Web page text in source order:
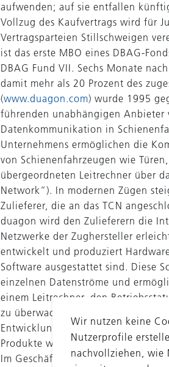
aufwenden; auf sie entfallen
Vollzug des Kaufvertrags wird für
Vertragsparteien Stillschweigen
ist das erste MBO eines DBAG-
DBAG Fund VII. Sechs Monate
damit mehr als 20 Prozent des
(www.duagon.com) wurde 1995
führenden unabhängigen
Datenkommunikation in
Unternehmens ermöglichen die
von Schienenfahrzeugen wie
übergeordneten Leitrechner über
Network“). In modernen Zügen
Zulieferer, die an das TCN
duagon wird den Zulieferern die
Netzwerke der Zughersteller
entwickelt und produziert
Software ausgestattet sind. Diese
einzelnen Datenströme und
einem Leitrechner, den
zu überwachen. Zulieferern
Entwicklung der jeweiligen
Produkte werden praktisch von
Im Geschäftsjahr 2017 erwartet
Wir nutzen keine
Nutzerprofile
nachvollziehen, wie